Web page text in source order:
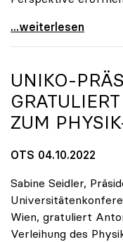
Proteste im Iran:
...weiterlesen
UNIKO-
ZUM
OTS 04.10.2022
Sabine Seidler,
Wien, gratuliert
Verleihung des